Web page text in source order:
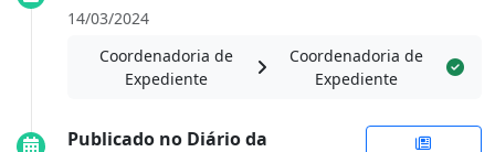
14/03/2024
Coordenadoria de
Expediente
Coordenadoria de
Expediente
Publicado no Diário da